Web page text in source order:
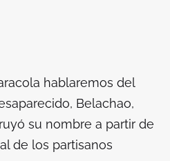
hablaremos del
Belachao,
su nombre a partir de
de los partisanos